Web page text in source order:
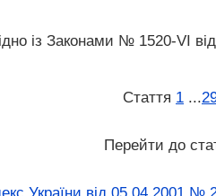
із Законами № 1520-VI
Стаття 1 ...
Перейти до
України від 05.04.2001 №